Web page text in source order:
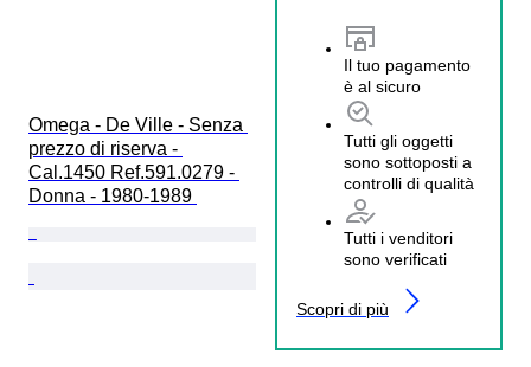
Omega - De Ville - Senza
prezzo di riserva -
Cal.1450 Ref.591.0279 -
Donna - 1980-1989
Il tuo pagamento
è al sicuro
Tutti gli oggetti
sono sottoposti a
controlli di qualità
Tutti i venditori
sono verificati
Scopri di più